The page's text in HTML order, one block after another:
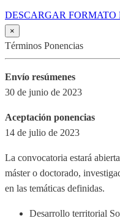
DESCARGAR FORMATO
×
Términos Ponencias
Envío resúmenes
30 de junio de 2023
Aceptación ponencias
14 de julio de 2023
La convocatoria estará
máster o doctorado,
en las temáticas definidas.
Desarrollo territorial